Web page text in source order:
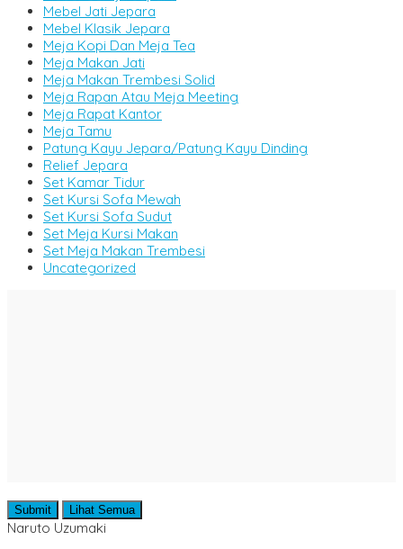
Mebel Jati Jepara
Mebel Klasik Jepara
Meja Kopi Dan Meja Tea
Meja Makan Jati
Meja Makan Trembesi Solid
Meja Rapan Atau Meja Meeting
Meja Rapat Kantor
Meja Tamu
Patung Kayu Jepara/Patung Kayu Dinding
Relief Jepara
Set Kamar Tidur
Set Kursi Sofa Mewah
Set Kursi Sofa Sudut
Set Meja Kursi Makan
Set Meja Makan Trembesi
Uncategorized
Submit Lihat Semua
Naruto Uzumaki